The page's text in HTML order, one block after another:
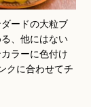
ードの大粒ブ
、他にはない
ラーに色付け
クに合わせてチ